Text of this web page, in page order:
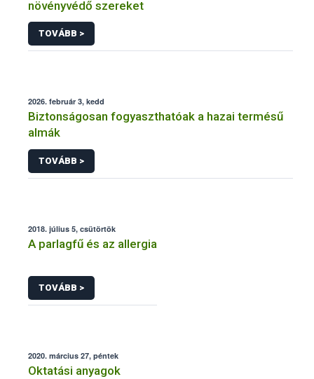
növényvédő szereket
TOVÁBB >
2026. február 3, kedd
Biztonságosan fogyaszthatóak a hazai termésű
almák
TOVÁBB >
2018. július 5, csütörtök
A parlagfű és az allergia
TOVÁBB >
2020. március 27, péntek
Oktatási anyagok